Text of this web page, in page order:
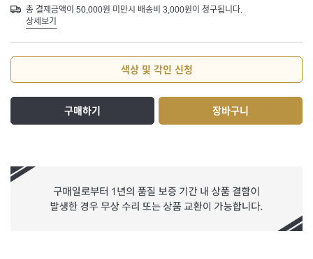
총 결제금액이 50,000원 미만시 배송비 3,000원이 청구됩니다.
상세보기
색상 및 각인 신청
구매하기 장바구니